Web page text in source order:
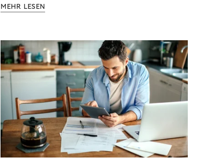
im D2C-Bereich.
MEHR LESEN